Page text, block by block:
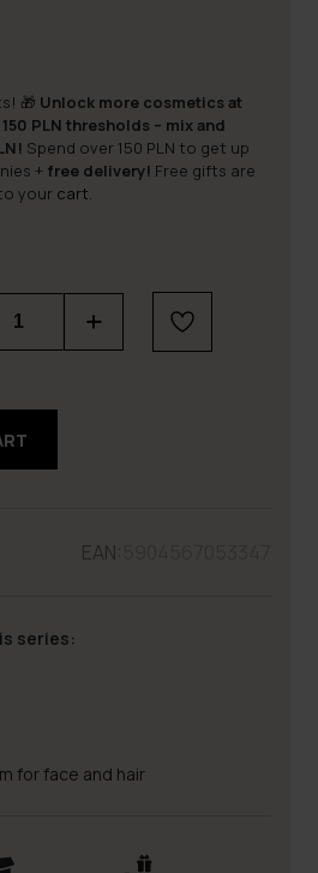
🎁 Unlock more cosmetics at
PLN thresholds – mix and
Spend over 150 PLN to get up
+ free delivery! Free gifts are
your cart.
EAN:
series:
for face and hair